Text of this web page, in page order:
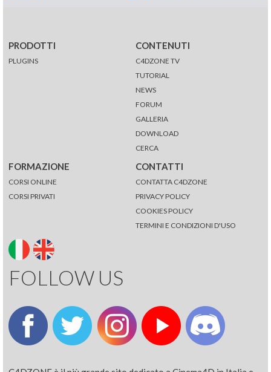
PRODOTTI
PLUGINS
CONTENUTI
C4DZONE TV
TUTORIAL
NEWS
FORUM
GALLERIA
DOWNLOAD
CERCA
FORMAZIONE
CORSI ONLINE
CORSI PRIVATI
CONTATTI
CONTATTA C4DZONE
PRIVACY POLICY
COOKIES POLICY
TERMINI E CONDIZIONI D'USO
FOLLOW US